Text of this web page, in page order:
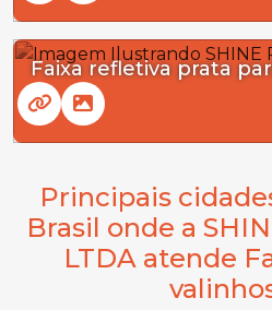
Faixa refletiva prata
Principais
Brasil onde a
LTDA atende